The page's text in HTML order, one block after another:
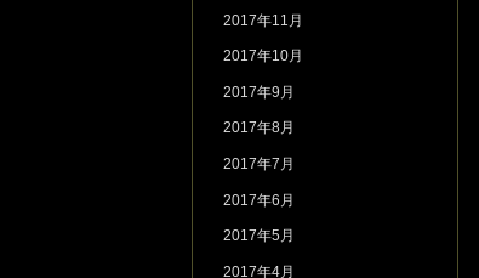
2017年11月
2017年10月
2017年9月
2017年8月
2017年7月
2017年6月
2017年5月
2017年4月